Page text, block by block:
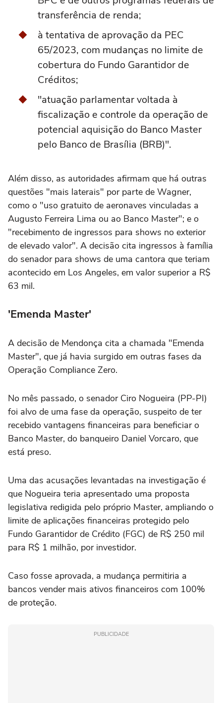
transferência de renda;
à tentativa de aprovação da PEC
65/2023, com mudanças no limite de
cobertura do Fundo Garantidor de
Créditos;
"atuação parlamentar voltada à
fiscalização e controle da operação de
potencial aquisição do Banco Master
pelo Banco de Brasília (BRB)".
Além disso, as autoridades afirmam que há outras
questões "mais laterais" por parte de Wagner,
como o "uso gratuito de aeronaves vinculadas a
Augusto Ferreira Lima ou ao Banco Master"; e o
"recebimento de ingressos para shows no exterior
de elevado valor". A decisão cita ingressos à família
do senador para shows de uma cantora que teriam
acontecido em Los Angeles, em valor superior a R$
63 mil.
'Emenda Master'
A decisão de Mendonça cita a chamada "Emenda
Master", que já havia surgido em outras fases da
Operação Compliance Zero.
No mês passado, o senador Ciro Nogueira (PP-PI)
foi alvo de uma fase da operação, suspeito de ter
recebido vantagens financeiras para beneficiar o
Banco Master, do banqueiro Daniel Vorcaro, que
está preso.
Uma das acusações levantadas na investigação é
que Nogueira teria apresentado uma proposta
legislativa redigida pelo próprio Master, ampliando o
limite de aplicações financeiras protegido pelo
Fundo Garantidor de Crédito (FGC) de R$ 250 mil
para R$ 1 milhão, por investidor.
Caso fosse aprovada, a mudança permitiria a
bancos vender mais ativos financeiros com 100%
de proteção.
PUBLICIDADE